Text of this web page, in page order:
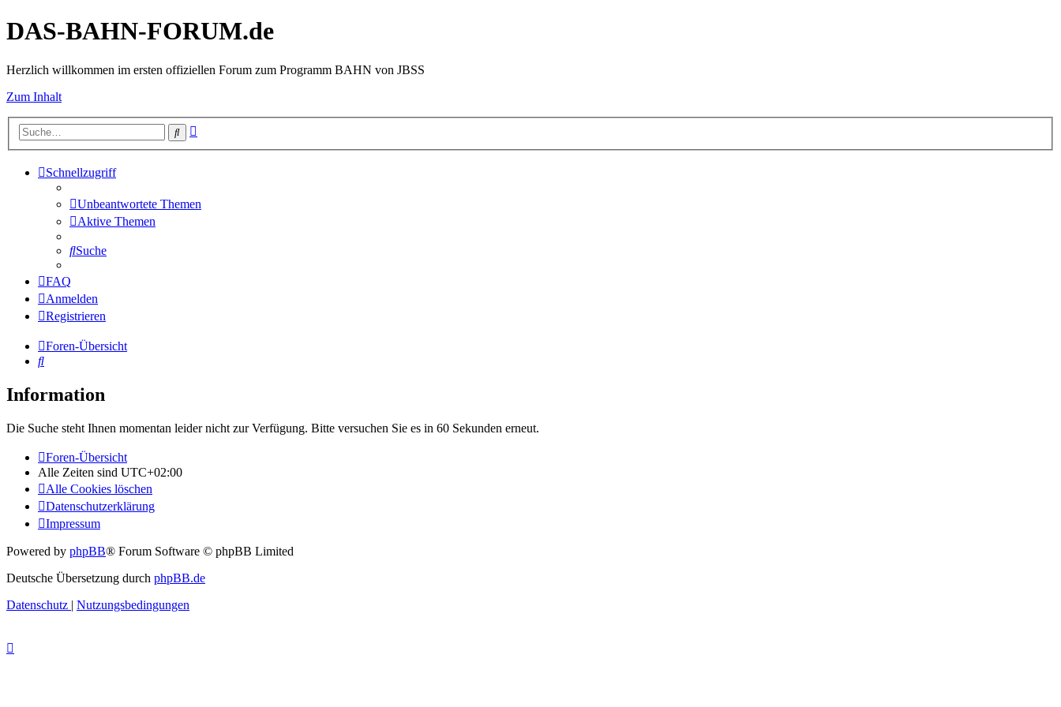
DAS-BAHN-FORUM.de
Herzlich willkommen im ersten offiziellen Forum zum Programm BAHN von JBSS
Zum Inhalt
Suche
Schnellzugriff
Unbeantwortete Themen
Aktive Themen
Suche
FAQ
Anmelden
Registrieren
Foren-Übersicht
Suche
Information
Die Suche steht Ihnen momentan leider nicht zur Verfügung. Bitte versuchen Sie es in 60 Sekunden erneut.
Foren-Übersicht
Alle Zeiten sind UTC+02:00
Alle Cookies löschen
Datenschutzerklärung
Impressum
Powered by phpBB® Forum Software © phpBB Limited
Deutsche Übersetzung durch phpBB.de
Datenschutz | Nutzungsbedingungen